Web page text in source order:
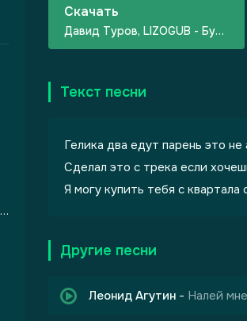
Скачать
Давид Туров, LIZOGUB - Буква Д
Текст песни
Гелика два едут парень это не
Сделал это с трека если
Я могу купить тебя с квартала
Другие песни
Леонид Агутин - Налей мне